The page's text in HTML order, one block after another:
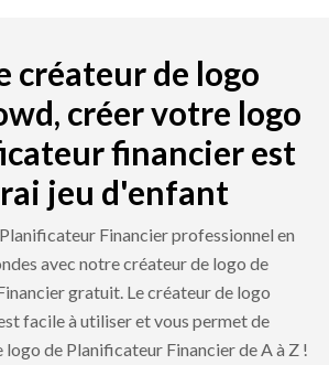
créateur de logo
créer votre logo
financier est
jeu d'enfant
Financier professionnel en
avec notre créateur de logo de
gratuit. Le créateur de logo
facile à utiliser et vous permet de
de Planificateur Financier de A à Z !